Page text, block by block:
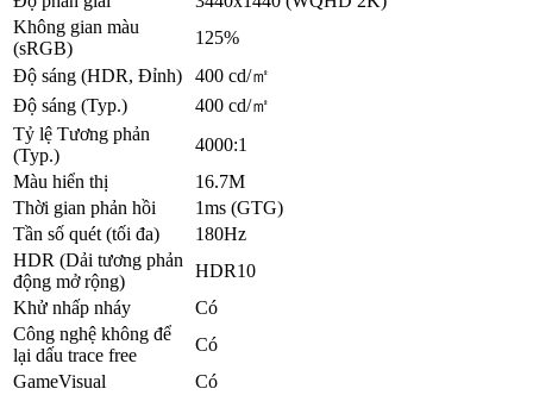
Không gian màu
(sRGB)
125%
Độ sáng (HDR, Đỉnh)
400 cd/㎡
Độ sáng (Typ.)
400 cd/㎡
Tỷ lệ Tương phản
(Typ.)
4000:1
Màu hiển thị
16.7M
Thời gian phản hồi
1ms (GTG)
Tần số quét (tối đa)
180Hz
HDR (Dải tương phản
động mở rộng)
HDR10
Khử nhấp nháy
Có
Công nghệ không để
lại dấu trace free
Có
GameVisual
Có